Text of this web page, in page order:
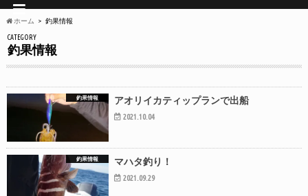
ホーム 釣果情報
CATEGORY
釣果情報
釣果情報 アオリイカティップランで出船
2021.10.04
釣果情報 マハタ釣り！
2021.09.29